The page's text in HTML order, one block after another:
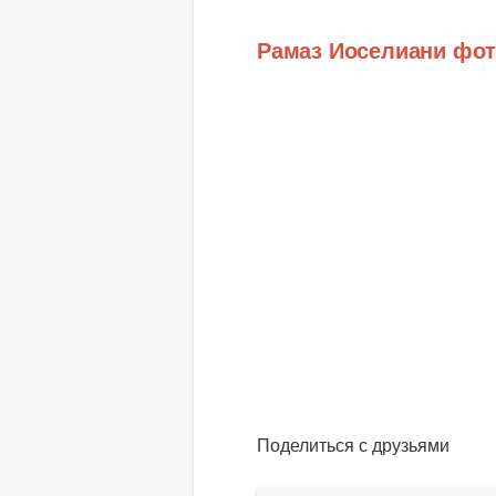
Рамаз Иоселиани
Поделиться с друзьями